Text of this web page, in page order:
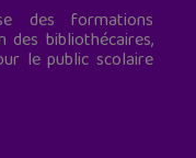
des formations
des bibliothécaires,
le public scolaire